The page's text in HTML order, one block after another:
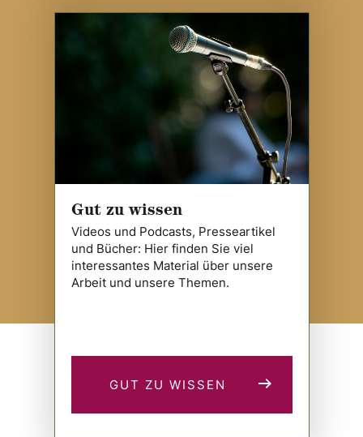
Gut zu wissen
Videos und Podcasts, Presseartikel
und Bücher: Hier finden Sie viel
interessantes Material über unsere
Arbeit und unsere Themen.
GUT ZU WISSEN